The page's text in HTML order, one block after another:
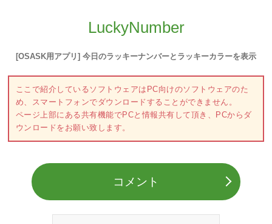
LuckyNumber
[OSASK用アプリ] 今日のラッキーナンバーとラッキーカラーを表示
ここで紹介しているソフトウェアはPC向けのソフトウェアのた
め、スマートフォンでダウンロードすることができません。
ページ上部にある共有機能でPCと情報共有して頂き、PCからダ
ウンロードをお願い致します。
コメント